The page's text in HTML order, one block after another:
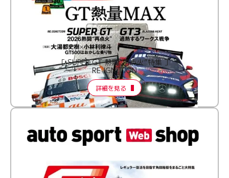
［ SUPER GT 熱闘“再点火”特集 ］
RE:IGNITION
詳細を見る